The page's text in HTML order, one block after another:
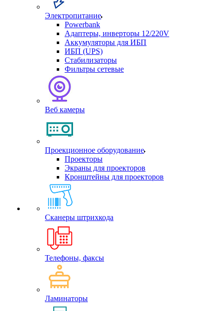
Электропитание
Powerbank
Адаптеры, инверторы 12/220V
Аккумуляторы для ИБП
ИБП (UPS)
Стабилизаторы
Фильтры сетевые
Веб камеры
Проекционное оборудование
Проекторы
Экраны для проекторов
Кронштейны для проекторов
Сканеры штрихкода
Телефоны, факсы
Ламинаторы